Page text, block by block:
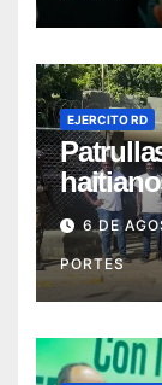
EJERCITO RD
6 DE
PORTES